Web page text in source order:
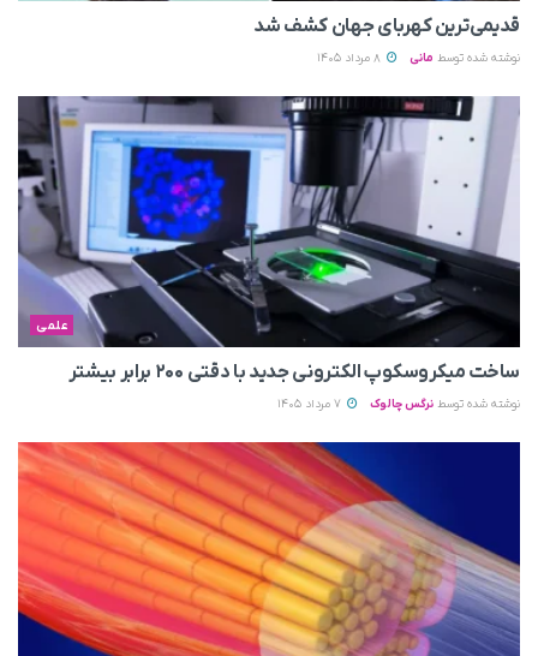
قدیمی‌ترین کهربای جهان کشف شد
نوشته شده توسط مانی
علمی
ساخت میکروسکوپ الکترونی جدید با دقتی ۲۰۰ برابر بیشتر
نوشته شده توسط نرگس چالوک